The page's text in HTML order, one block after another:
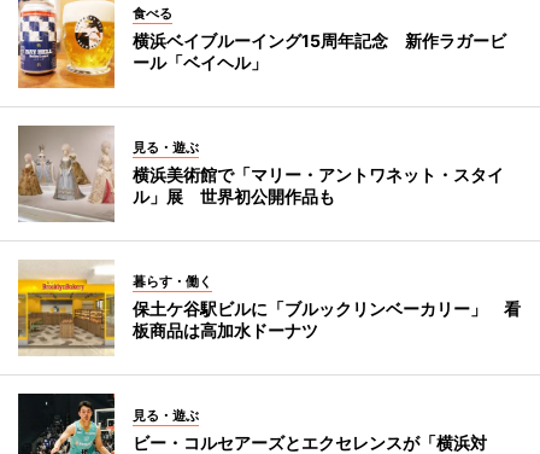
食べる
横浜ベイブルーイング15周年記念 新作ラガービ
ール「ベイヘル」
見る・遊ぶ
横浜美術館で「マリー・アントワネット・スタイ
ル」展 世界初公開作品も
暮らす・働く
保土ケ谷駅ビルに「ブルックリンベーカリー」 看
板商品は高加水ドーナツ
見る・遊ぶ
ビー・コルセアーズとエクセレンスが「横浜対